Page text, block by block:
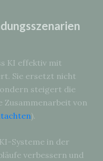
KI effektiv mit
Sie ersetzt nicht
steigert die
Zusammenarbeit von
).
Systeme in der
verbessern und